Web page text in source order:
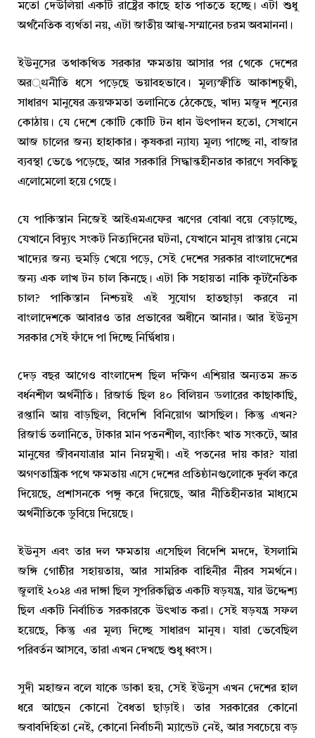
মতো দেউলিয়া একটি রাষ্ট্রের কাছে হাত পাততে হচ্ছে। এটা শুধু
অর্থনৈতিক ব্যর্থতা নয়, এটা জাতীয় আত্ম-সম্মানের চরম অবমাননা।
ইউনুসের তথাকথিত সরকার ক্ষমতায় আসার পর থেকে দেশের
অর्थনীতি ধসে পড়েছে ভয়াবহভাবে। মূল্যস্ফীতি আকাশচুম্বী,
সাধারণ মানুষের ক্রয়ক্ষমতা তলানিতে ঠেকেছে, খাদ্য মজুদ শূন্যের
কোঠায়। যে দেশে কোটি কোটি টন ধান উৎপাদন হতো, সেখানে
আজ চালের জন্য হাহাকার। কৃষকরা ন্যায্য মূল্য পাচ্ছে না, বাজার
ব্যবস্থা ভেঙে পড়েছে, আর সরকারি সিদ্ধান্তহীনতার কারণে সবকিছু
এলোমেলো হয়ে গেছে।
যে পাকিস্তান নিজেই আইএমএফের ঋণের বোঝা বয়ে বেড়াচ্ছে,
যেখানে বিদ্যুৎ সংকট নিত্যদিনের ঘটনা, যেখানে মানুষ রাস্তায় নেমে
খাদ্যের জন্য হুমড়ি খেয়ে পড়ে, সেই দেশের সরকার বাংলাদেশের
জন্য এক লাখ টন চাল কিনছে। এটা কি সহায়তা নাকি কূটনৈতিক
চাল? পাকিস্তান নিশ্চয়ই এই সুযোগ হাতছাড়া করবে না
বাংলাদেশকে আবারও তার প্রভাবের অধীনে আনার। আর ইউনুস
সরকার সেই ফাঁদে পা দিচ্ছে নির্দ্বিধায়।
দেড় বছর আগেও বাংলাদেশ ছিল দক্ষিণ এশিয়ার অন্যতম দ্রুত
বর্ধনশীল অর্থনীতি। রিজার্ভ ছিল ৪০ বিলিয়ন ডলারের কাছাকাছি,
রপ্তানি আয় বাড়ছিল, বিদেশি বিনিয়োগ আসছিল। কিন্তু এখন?
রিজার্ভ তলানিতে, টাকার মান পতনশীল, ব্যাংকিং খাত সংকটে, আর
মানুষের জীবনযাত্রার মান নিম্নমুখী। এই পতনের দায় কার? যারা
অগণতান্ত্রিক পথে ক্ষমতায় এসে দেশের প্রতিষ্ঠানগুলোকে দুর্বল করে
দিয়েছে, প্রশাসনকে পঙ্গু করে দিয়েছে, আর নীতিহীনতার মাধ্যমে
অর্থনীতিকে ডুবিয়ে দিয়েছে।
ইউনুস এবং তার দল ক্ষমতায় এসেছিল বিদেশি মদদে, ইসলামি
জঙ্গি গোষ্ঠীর সহায়তায়, আর সামরিক বাহিনীর নীরব সমর্থনে।
জুলাই ২০২৪ এর দাঙ্গা ছিল সুপরিকল্পিত একটি ষড়যন্ত্র, যার উদ্দেশ্য
ছিল একটি নির্বাচিত সরকারকে উৎখাত করা। সেই ষড়যন্ত্র সফল
হয়েছে, কিন্তু এর মূল্য দিচ্ছে সাধারণ মানুষ। যারা ভেবেছিল
পরিবর্তন আসবে, তারা এখন দেখছে শুধু ধ্বংস।
সুদী মহাজন বলে যাকে ডাকা হয়, সেই ইউনুস এখন দেশের হাল
ধরে আছেন কোনো বৈধতা ছাড়াই। তার সরকারের কোনো
জবাবদিহিতা নেই, কোনো নির্বাচনী ম্যান্ডেট নেই, আর সবচেয়ে বড়